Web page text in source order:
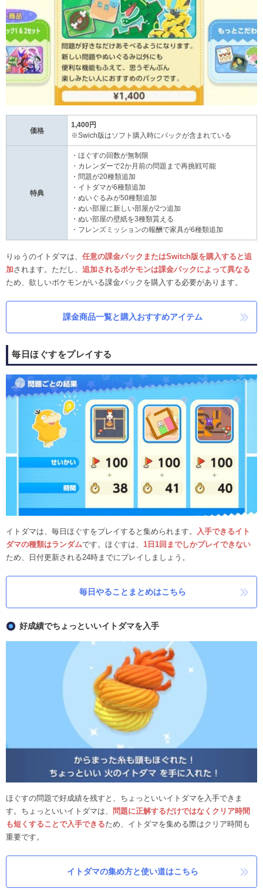
価格
1,400円
※Swich版はソフト購入時にパックが含まれている
特典
・ほぐすの回数が無制限
・カレンダーで2か月前の問題まで再挑戦可能
・問題が20種類追加
・イトダマが6種類追加
・ぬいぐるみが50種類追加
・ぬい部屋に新しい部屋が2つ追加
・ぬい部屋の壁紙を3種類貰える
・フレンズミッションの報酬で家具が6種類追加
りゅうのイトダマは、 任意の課金パックまたはSwitch版を購入すると追
加されます。ただし、 追加されるポケモンは課金パックによって異なる
ため、欲しいポケモンがいる課金パックを購入する必要があります。
課金商品一覧と購入おすすめアイテム
毎日ほぐすをプレイする
イトダマは、毎日ほぐすをプレイすると集められます。
入手できるイト
ダマの種類はランダムです。ほぐすは、 1日1回までしかプレイできない
ため、日付更新される24時までにプレイしましょう。
毎日やることまとめはこちら
好成績でちょっといいイトダマを入手
ほぐすの問題で好成績を残すと、ちょっといいイトダマを入手できま
す。ちょっといいイトダマは、
問題に正解するだけではなくクリア時間
も短くすることで入手できるため、イトダマを集める際はクリア時間も
重要です。
イトダマの集め方と使い道はこちら